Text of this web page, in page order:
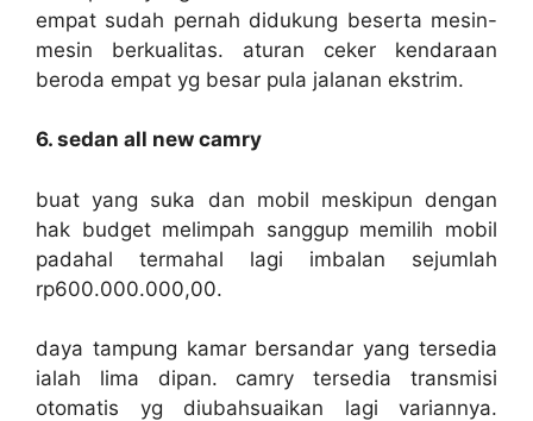
empat sudah pernah didukung beserta mesin-
mesin berkualitas. aturan ceker kendaraan
beroda empat yg besar pula jalanan ekstrim.
6. sedan all new camry
buat yang suka dan mobil meskipun dengan
hak budget melimpah sanggup memilih mobil
padahal termahal lagi imbalan sejumlah
rp600.000.000,00.
daya tampung kamar bersandar yang tersedia
ialah lima dipan. camry tersedia transmisi
otomatis yg diubahsuaikan lagi variannya.